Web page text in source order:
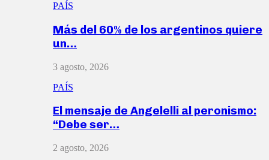
PAÍS
Más del 60% de los argentinos quiere
un…
3 agosto, 2026
PAÍS
El mensaje de Angelelli al peronismo:
“Debe ser…
2 agosto, 2026